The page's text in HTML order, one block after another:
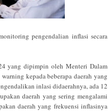
pengendalian inflasi secara
yang dipimpin oleh Menteri Dalam
kepada beberapa daerah yang
inlasi didaerahnya, ada 12
daerah yang sering mengalami
daerah yang frekuensi inflasinya